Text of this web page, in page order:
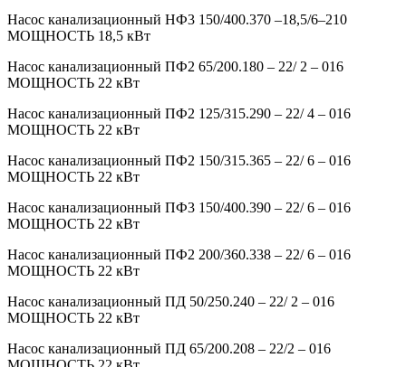
Насос канализационный НФ3 150/400.370 –18,5/6–210
МОЩНОСТЬ 18,5 кВт
Насос канализационный ПФ2 65/200.180 – 22/ 2 – 016
МОЩНОСТЬ 22 кВт
Насос канализационный ПФ2 125/315.290 – 22/ 4 – 016
МОЩНОСТЬ 22 кВт
Насос канализационный ПФ2 150/315.365 – 22/ 6 – 016
МОЩНОСТЬ 22 кВт
Насос канализационный ПФ3 150/400.390 – 22/ 6 – 016
МОЩНОСТЬ 22 кВт
Насос канализационный ПФ2 200/360.338 – 22/ 6 – 016
МОЩНОСТЬ 22 кВт
Насос канализационный ПД 50/250.240 – 22/ 2 – 016
МОЩНОСТЬ 22 кВт
Насос канализационный ПД 65/200.208 – 22/2 – 016